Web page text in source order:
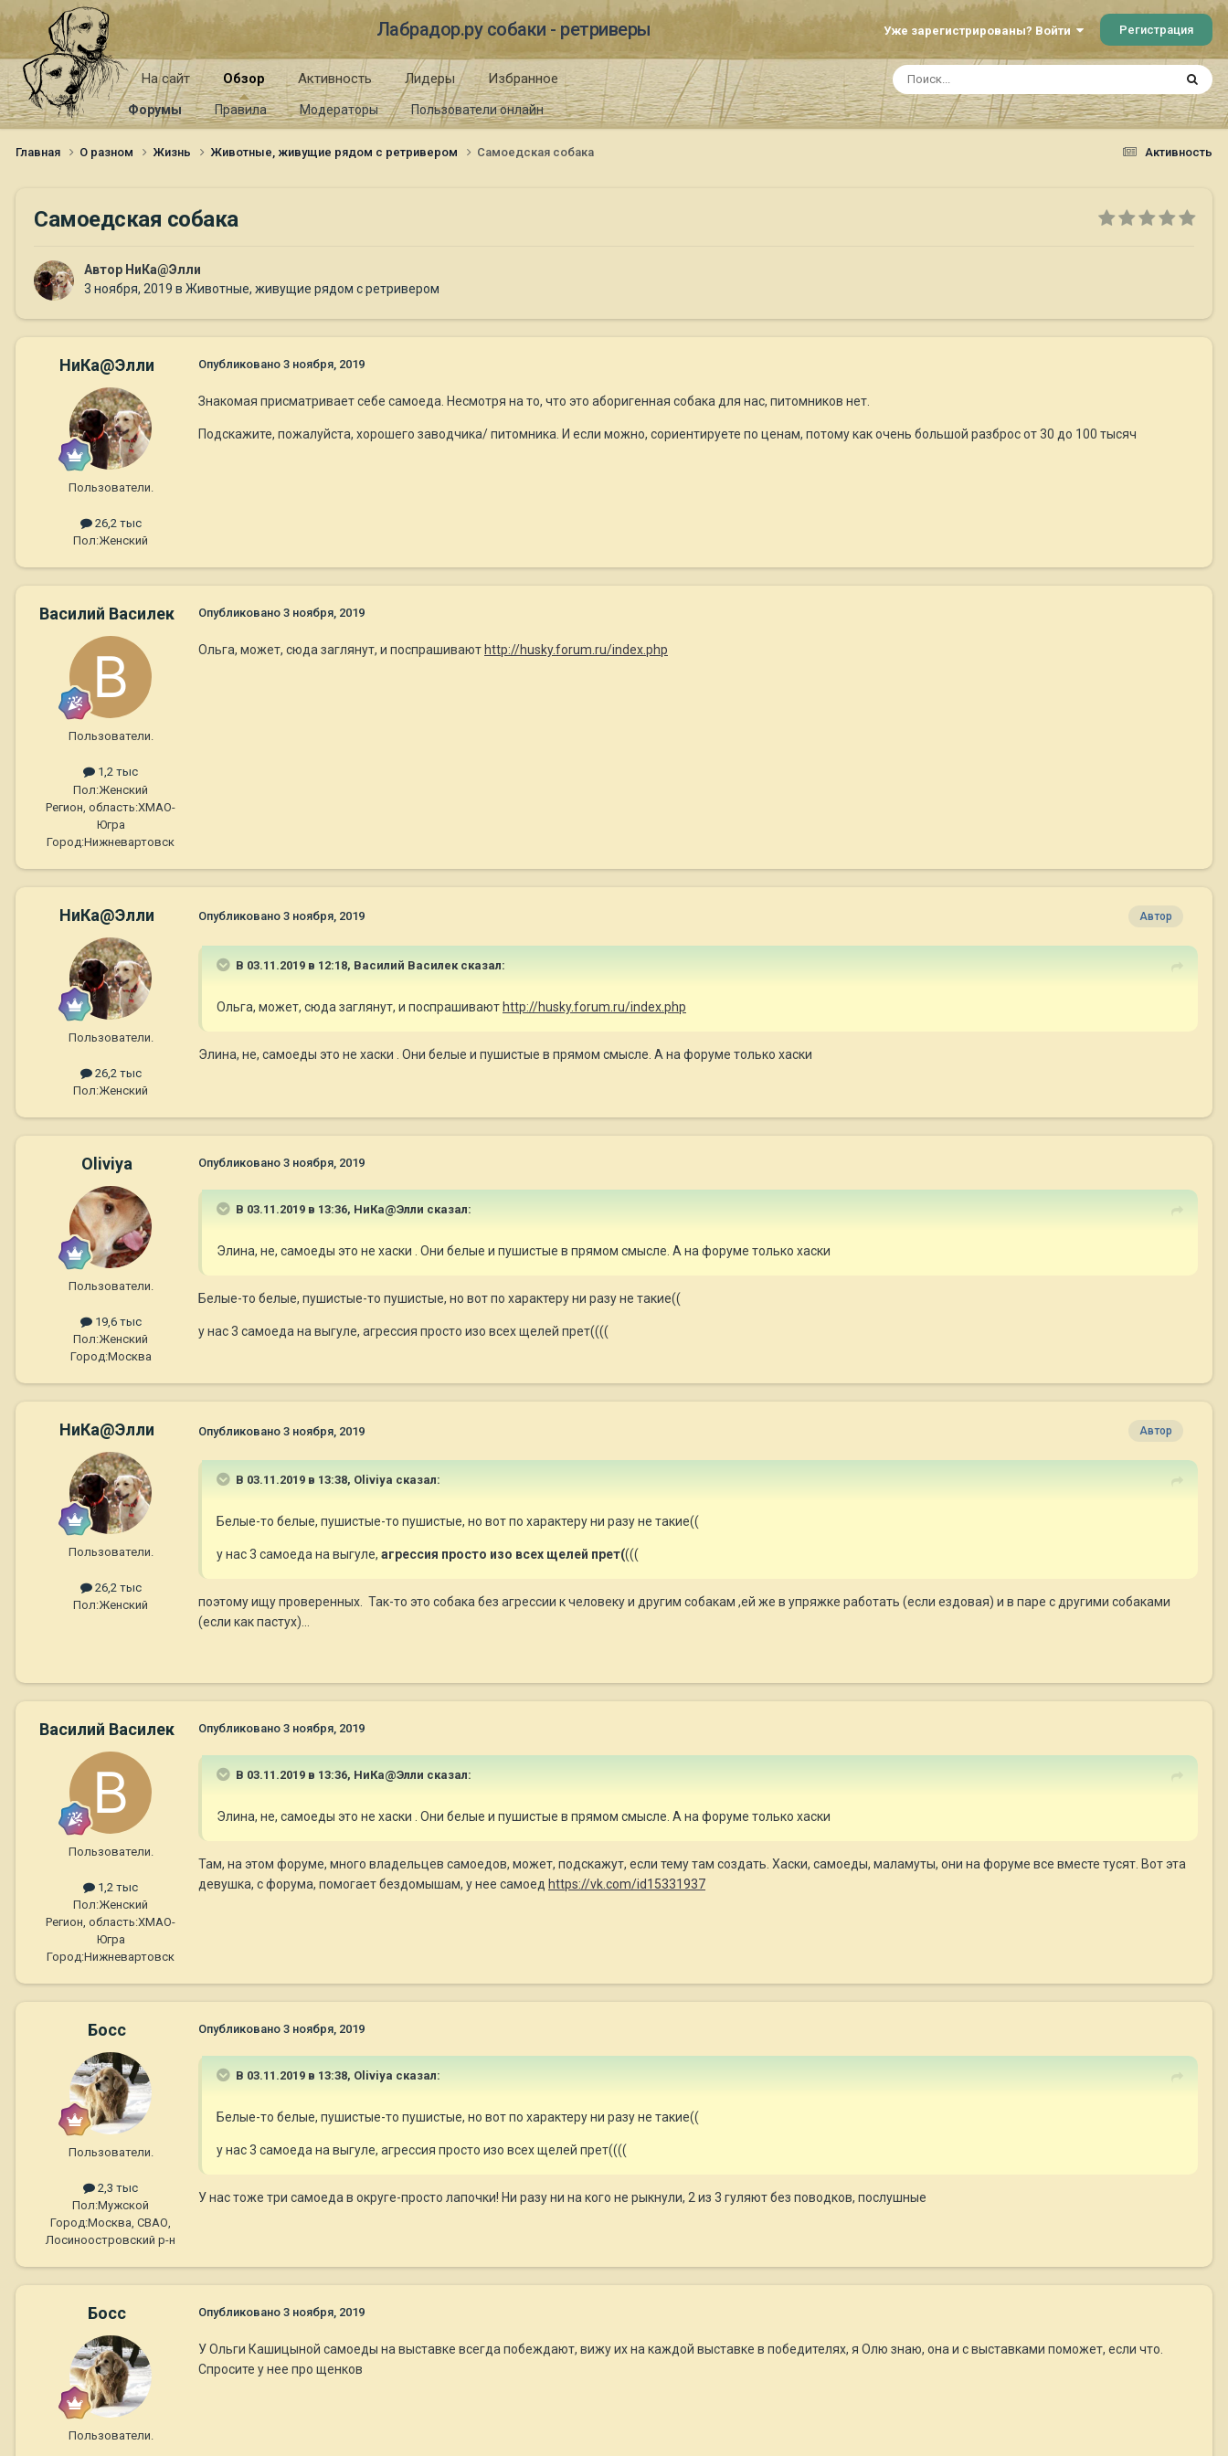
Лабрадор.ру собаки - ретриверы Уже зарегистрированы? Войти Регистрация
На сайт Обзор
Форумы Правила Модераторы Пользователи онлайн
Активность Лидеры Избранное
Активность
Главная О разном Жизнь Животные, живущие рядом с ретривером Самоедская собака
Самоедская собака
Автор НиКа@Элли
3 ноября, 2019 в Животные, живущие рядом с ретривером
НиКа@Элли
Пользователи.
26,2 тыс
Пол:Женский
Опубликовано 3 ноября, 2019
Знакомая присматривает себе самоеда. Несмотря на то, что это аборигенная собака для нас, питомников нет.
Подскажите, пожалуйста, хорошего заводчика/ питомника. И если можно, сориентируете по ценам, потому как очень большой разброс от 30 до 100 тысяч
Василий Василек
Пользователи.
1,2 тыс
Пол:Женский
Регион, область:ХМАО-
Югра
Город:Нижневартовск
Опубликовано 3 ноября, 2019
Ольга, может, сюда заглянут, и поспрашивают http://husky.forum.ru/index.php
НиКа@Элли
Пользователи.
26,2 тыс
Пол:Женский
Автор
Опубликовано 3 ноября, 2019
В 03.11.2019 в 12:18, Василий Василек сказал:
Ольга, может, сюда заглянут, и поспрашивают http://husky.forum.ru/index.php
Элина, не, самоеды это не хаски . Они белые и пушистые в прямом смысле. А на форуме только хаски
Oliviya
Пользователи.
19,6 тыс
Пол:Женский
Город:Москва
Опубликовано 3 ноября, 2019
В 03.11.2019 в 13:36, НиКа@Элли сказал:
Элина, не, самоеды это не хаски . Они белые и пушистые в прямом смысле. А на форуме только хаски
Белые-то белые, пушистые-то пушистые, но вот по характеру ни разу не такие((
у нас 3 самоеда на выгуле, агрессия просто изо всех щелей прет((((
НиКа@Элли
Пользователи.
26,2 тыс
Пол:Женский
Автор
Опубликовано 3 ноября, 2019
В 03.11.2019 в 13:38, Oliviya сказал:
Белые-то белые, пушистые-то пушистые, но вот по характеру ни разу не такие((
у нас 3 самоеда на выгуле, агрессия просто изо всех щелей прет((((
поэтому ищу проверенных. Так-то это собака без агрессии к человеку и другим собакам ,ей же в упряжке работать (если ездовая) и в паре с другими собаками
(если как пастух)...
Василий Василек
Пользователи.
1,2 тыс
Пол:Женский
Регион, область:ХМАО-
Югра
Город:Нижневартовск
Опубликовано 3 ноября, 2019
В 03.11.2019 в 13:36, НиКа@Элли сказал:
Элина, не, самоеды это не хаски . Они белые и пушистые в прямом смысле. А на форуме только хаски
Там, на этом форуме, много владельцев самоедов, может, подскажут, если тему там создать. Хаски, самоеды, маламуты, они на форуме все вместе тусят. Вот эта
девушка, с форума, помогает бездомышам, у нее самоед https://vk.com/id15331937
Босс
Пользователи.
2,3 тыс
Пол:Мужской
Город:Москва, СВАО,
Лосиноостровский р-н
Опубликовано 3 ноября, 2019
В 03.11.2019 в 13:38, Oliviya сказал:
Белые-то белые, пушистые-то пушистые, но вот по характеру ни разу не такие((
у нас 3 самоеда на выгуле, агрессия просто изо всех щелей прет((((
У нас тоже три самоеда в округе-просто лапочки! Ни разу ни на кого не рыкнули, 2 из 3 гуляют без поводков, послушные
Босс
Пользователи.
Опубликовано 3 ноября, 2019
У Ольги Кашицыной самоеды на выставке всегда побеждают, вижу их на каждой выставке в победителях, я Олю знаю, она и с выставками поможет, если что.
Спросите у нее про щенков